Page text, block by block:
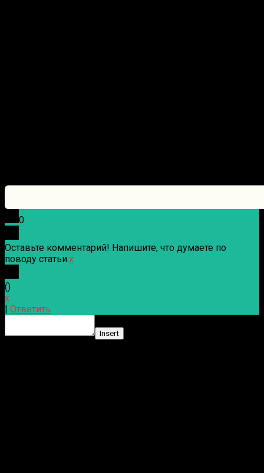
0
Оставьте комментарий! Напишите, что думаете по
поводу статьи.x
()
x
Ответить
Insert